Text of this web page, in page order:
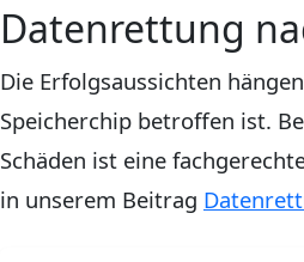
Datenrettung
Die Erfolgsaussichten
Speicherchip betroffen ist.
Schäden ist eine
in unserem Beitrag